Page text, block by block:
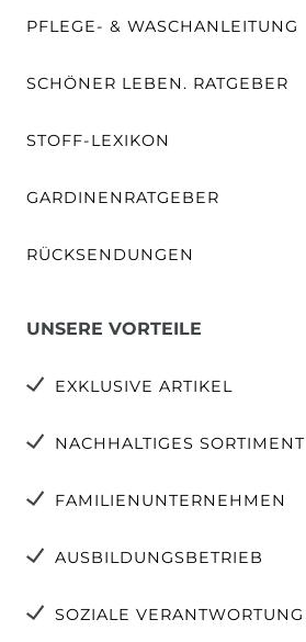
PFLEGE- & WASCHANLEITUNG
SCHÖNER LEBEN. RATGEBER
STOFF-LEXIKON
GARDINENRATGEBER
RÜCKSENDUNGEN
UNSERE VORTEILE
EXKLUSIVE ARTIKEL
NACHHALTIGES SORTIMENT
FAMILIENUNTERNEHMEN
AUSBILDUNGSBETRIEB
SOZIALE VERANTWORTUNG